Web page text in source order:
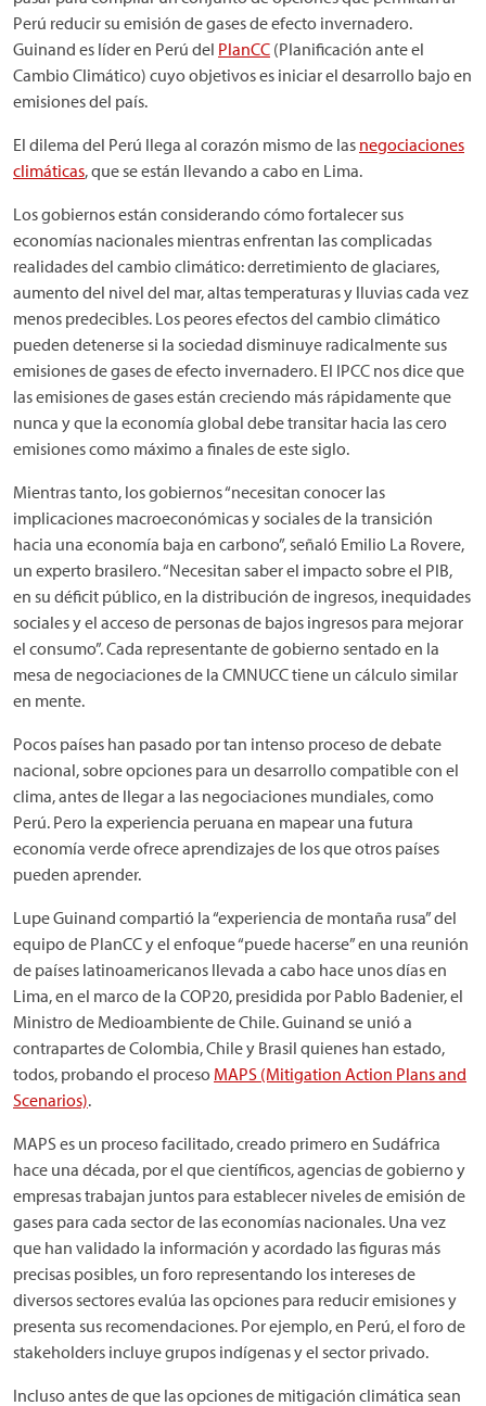
Perú reducir su emisión de gases de efecto invernadero.
Guinand es líder en Perú del PlanCC (Planificación ante el
Cambio Climático) cuyo objetivos es iniciar el desarrollo bajo en
emisiones del país.
El dilema del Perú llega al corazón mismo de las negociaciones
climáticas, que se están llevando a cabo en Lima.
Los gobiernos están considerando cómo fortalecer sus
economías nacionales mientras enfrentan las complicadas
realidades del cambio climático: derretimiento de glaciares,
aumento del nivel del mar, altas temperaturas y lluvias cada vez
menos predecibles. Los peores efectos del cambio climático
pueden detenerse si la sociedad disminuye radicalmente sus
emisiones de gases de efecto invernadero. El IPCC nos dice que
las emisiones de gases están creciendo más rápidamente que
nunca y que la economía global debe transitar hacia las cero
emisiones como máximo a finales de este siglo.
Mientras tanto, los gobiernos “necesitan conocer las
implicaciones macroeconómicas y sociales de la transición
hacia una economía baja en carbono”, señaló Emilio La Rovere,
un experto brasilero. “Necesitan saber el impacto sobre el PIB,
en su déficit público, en la distribución de ingresos, inequidades
sociales y el acceso de personas de bajos ingresos para mejorar
el consumo”. Cada representante de gobierno sentado en la
mesa de negociaciones de la CMNUCC tiene un cálculo similar
en mente.
Pocos países han pasado por tan intenso proceso de debate
nacional, sobre opciones para un desarrollo compatible con el
clima, antes de llegar a las negociaciones mundiales, como
Perú. Pero la experiencia peruana en mapear una futura
economía verde ofrece aprendizajes de los que otros países
pueden aprender.
Lupe Guinand compartió la “experiencia de montaña rusa” del
equipo de PlanCC y el enfoque “puede hacerse” en una reunión
de países latinoamericanos llevada a cabo hace unos días en
Lima, en el marco de la COP20, presidida por Pablo Badenier, el
Ministro de Medioambiente de Chile. Guinand se unió a
contrapartes de Colombia, Chile y Brasil quienes han estado,
todos, probando el proceso MAPS (Mitigation Action Plans and
Scenarios).
MAPS es un proceso facilitado, creado primero en Sudáfrica
hace una década, por el que científicos, agencias de gobierno y
empresas trabajan juntos para establecer niveles de emisión de
gases para cada sector de las economías nacionales. Una vez
que han validado la información y acordado las figuras más
precisas posibles, un foro representando los intereses de
diversos sectores evalúa las opciones para reducir emisiones y
presenta sus recomendaciones. Por ejemplo, en Perú, el foro de
stakeholders incluye grupos indígenas y el sector privado.
Incluso antes de que las opciones de mitigación climática sean